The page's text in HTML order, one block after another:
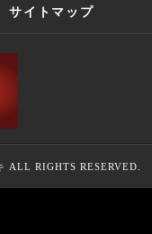
サイトマップ
ALL RIGHTS RESERVED.